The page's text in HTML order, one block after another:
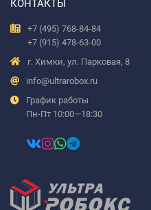
КОНТАКТЫ
+7 (495) 768-84-84
+7 (915) 478-63-00
г. Химки, ул. Парковая, 8
info@ultrarobox.ru
График работы
Пн-Пт 10:00—18:30